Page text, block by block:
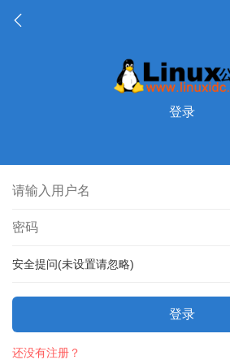
登录
安全提问(未设置请忽略)
登录
还没有注册？